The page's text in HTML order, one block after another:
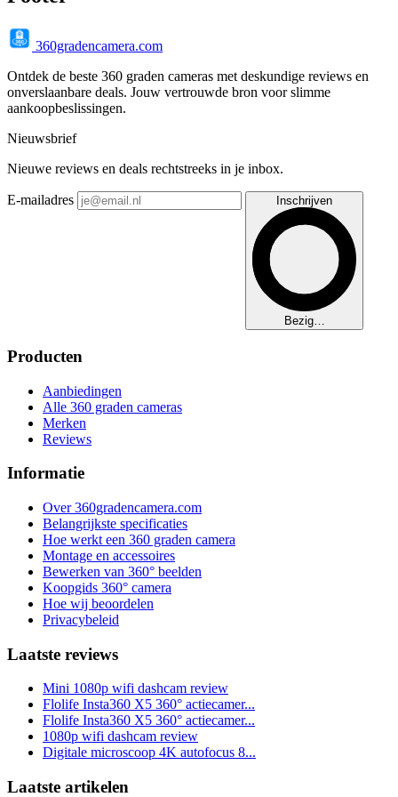
360gradencamera.com
Ontdek de beste 360 graden cameras met deskundige reviews en
onverslaanbare deals. Jouw vertrouwde bron voor slimme
aankoopbeslissingen.
Nieuwsbrief
Nieuwe reviews en deals rechtstreeks in je inbox.
E-mailadres Inschrijven
Bezig…
Producten
Aanbiedingen
Alle 360 graden cameras
Merken
Reviews
Informatie
Over 360gradencamera.com
Belangrijkste specificaties
Hoe werkt een 360 graden camera
Montage en accessoires
Bewerken van 360° beelden
Koopgids 360° camera
Hoe wij beoordelen
Privacybeleid
Laatste reviews
Mini 1080p wifi dashcam review
Flolife Insta360 X5 360° actiecamer...
Flolife Insta360 X5 360° actiecamer...
1080p wifi dashcam review
Digitale microscoop 4K autofocus 8...
Laatste artikelen